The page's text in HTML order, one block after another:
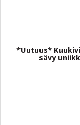
*Uutuus*
sävy